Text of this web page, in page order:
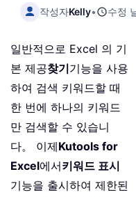
작성자Kelly• 수정
일반적으로 Excel 의 기
본 제공찾기기능을 사용
하여 검색 키워드할 때
한 번에 하나의 키워드
만 검색할 수 있습니
다。 이제Kutools for
Excel에서키워드 표시
기능을 출시하여 제한된